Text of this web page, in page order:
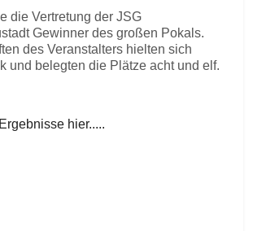
die Vertretung der JSG
Gewinner des großen Pokals.
des Veranstalters hielten sich
und belegten die Plätze acht und elf.
hier.....